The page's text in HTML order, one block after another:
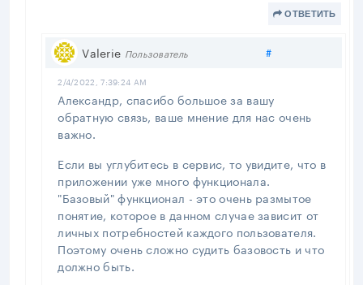
ОТВЕТИТЬ
Valerie Пользователь #Поделиться
2/4/2022, 7:39:24 AM
Александр, спасибо большое за вашу
обратную связь, ваше мнение для нас очень
важно.
Если вы углубитесь в сервис, то увидите, что в
приложении уже много функционала.
"Базовый" функционал - это очень размытое
понятие, которое в данном случае зависит от
личных потребностей каждого пользователя.
Поэтому очень сложно судить базовость и что
должно быть.